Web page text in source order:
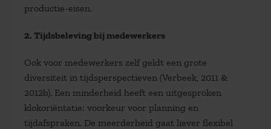
productie-eisen.
2. Tijdsbeleving bij medewerkers
Ook voor medewerkers zelf geldt een grote
diversiteit in tijdsperspectieven (Verbeek, 2011 &
2012b). Een minderheid heeft een uitgesproken
klokoriëntatie: voorkeur voor planning en
tijdafspraken. De meerderheid gaat liever flexibel